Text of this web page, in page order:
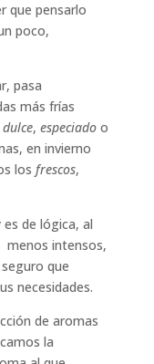
que pensarlo
poco,
pasa
más frías
dulce, especiadoo
en invierno
los frescos,
de lógica, al
menos intensos,
que
necesidades.
de aromas
la